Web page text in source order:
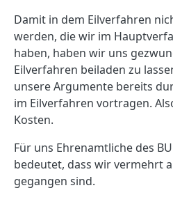
Damit in dem Eilverfahren
werden, die wir im
haben, haben wir uns
Eilverfahren beiladen zu
unsere Argumente bereits
im Eilverfahren vortragen.
Kosten.
Für uns Ehrenamtliche des
bedeutet, dass wir vermehrt
gegangen sind.